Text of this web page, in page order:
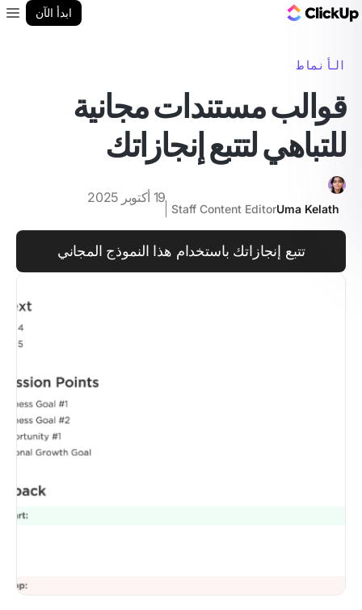
ابدأ الآن
الأنماط
قوالب مستندات مجانية
للتباهي لتتبع إنجازاتك
Uma Kelath
Staff Content Editor
19 أكتوبر 2025
تتبع إنجازاتك باستخدام هذا النموذج المجاني